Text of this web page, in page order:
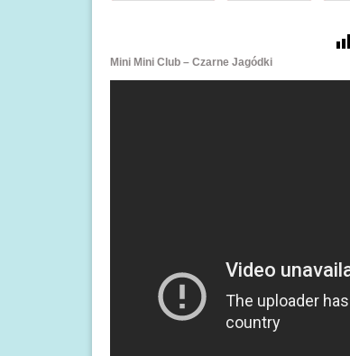
Mini Mini Club – Czarne Jagódki